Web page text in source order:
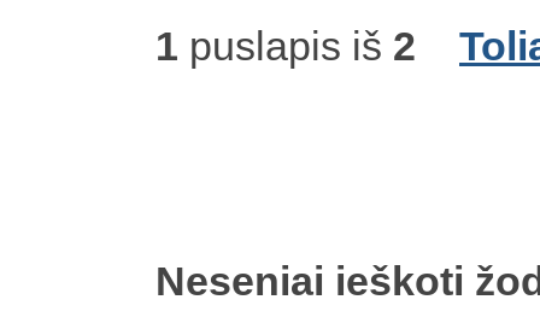
1 puslapis iš 2
Neseniai ieškoti